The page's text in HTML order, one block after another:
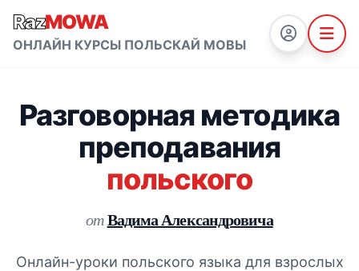
RazMOWA
ОНЛАЙН КУРСЫ ПОЛЬСКАЙ МОВЫ
Разговорная методика
преподавания
польского
отВадима Александровича
Онлайн-уроки польского языка для взрослых